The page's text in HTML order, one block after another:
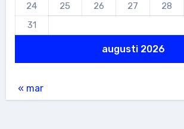
augusti 2026
24
25 26 27 28
31
« mar